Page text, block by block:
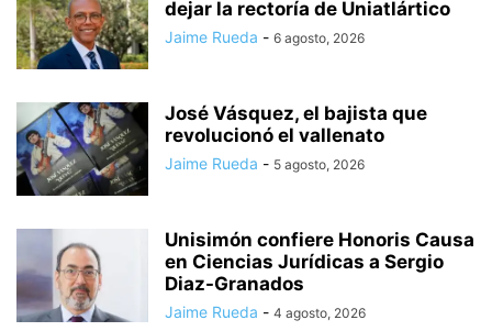
dejar la rectoría de Uniatlártico
Jaime Rueda - 6 agosto, 2026
José Vásquez, el bajista que
revolucionó el vallenato
Jaime Rueda - 5 agosto, 2026
Unisimón confiere Honoris Causa
en Ciencias Jurídicas a Sergio
Diaz-Granados
Jaime Rueda - 4 agosto, 2026